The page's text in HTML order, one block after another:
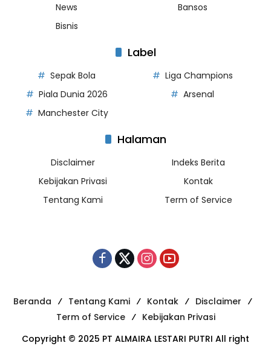
News
Bansos
Bisnis
Label
Sepak Bola
Liga Champions
Piala Dunia 2026
Arsenal
Manchester City
Halaman
Disclaimer
Indeks Berita
Kebijakan Privasi
Kontak
Tentang Kami
Term of Service
Beranda Tentang Kami Kontak
Disclaimer
Term of Service
Kebijakan Privasi
Copyright © 2025 PT ALMAIRA LESTARI PUTRI All right